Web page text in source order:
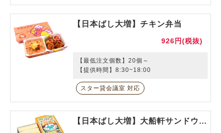
【日本ばし大増】チキン弁当
926円(税抜)
【最低注文個数】20個～
【提供時間】8:30~18:00
スター貸会議室 対応
【日本ばし大増】大船軒サンドウィッチ